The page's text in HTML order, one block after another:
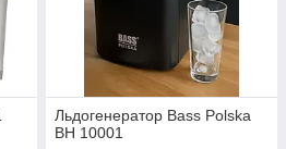
Льдогенератор Bass Polska
BH 10001